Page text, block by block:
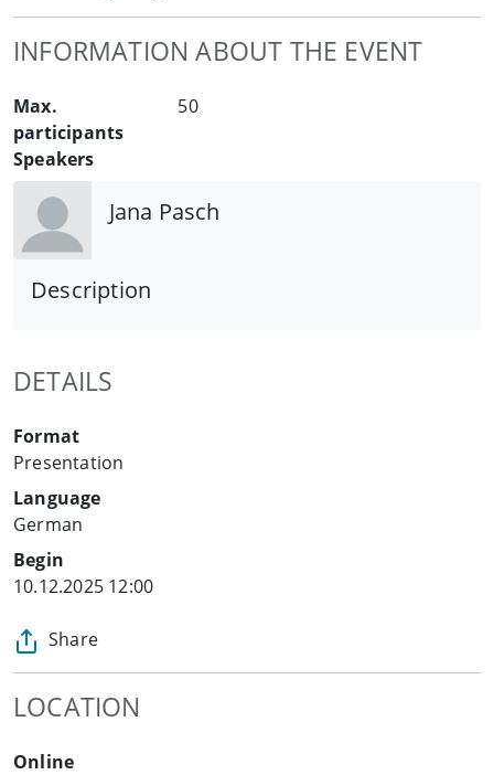
INFORMATION ABOUT THE EVENT
Max.
participants
50
Speakers
Jana Pasch
Description
DETAILS
Format
Presentation
Language
German
Begin
10.12.2025 12:00
Share
LOCATION
Online